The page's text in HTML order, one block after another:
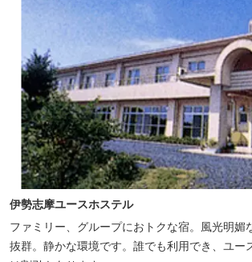
伊勢志摩ユースホステル
ファミリー、グループにおトクな宿。風光明媚
抜群。静かな環境です。誰でも利用でき、ユー